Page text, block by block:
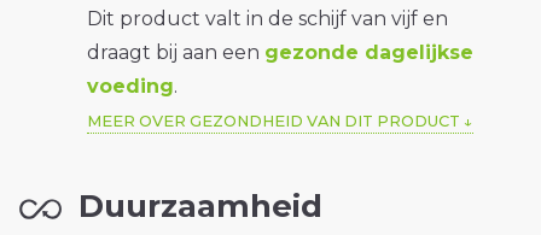
Dit product valt in de schijf van vijf en
draagt bij aan een gezonde dagelijkse
voeding.
MEER OVER GEZONDHEID VAN DIT PRODUCT
Duurzaamheid